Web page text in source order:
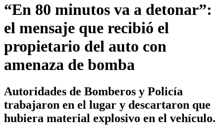
“En 80 minutos va a detonar”:
el mensaje que recibió el
propietario del auto con
amenaza de bomba
Autoridades de Bomberos y Policía
trabajaron en el lugar y descartaron que
hubiera material explosivo en el vehículo.